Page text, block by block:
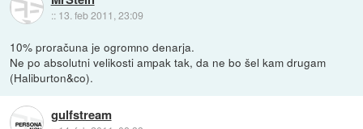
:: 13. feb 2011, 23:09
10% proračuna je ogromno denarja.
Ne po absolutni velikosti ampak tak, da ne bo šel kam drugam
(Haliburton&co).
gulfstream